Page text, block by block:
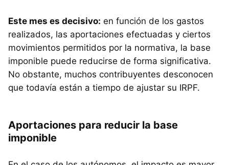
Este mes es decisivo: en función de los gastos
realizados, las aportaciones efectuadas y ciertos
movimientos permitidos por la normativa, la base
imponible puede reducirse de forma significativa.
No obstante, muchos contribuyentes desconocen
que todavía están a tiempo de ajustar su IRPF.
Aportaciones para reducir la base
imponible